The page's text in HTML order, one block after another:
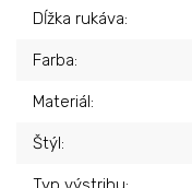
Dĺžka rukáva:
Farba:
Materiál:
Štýl: